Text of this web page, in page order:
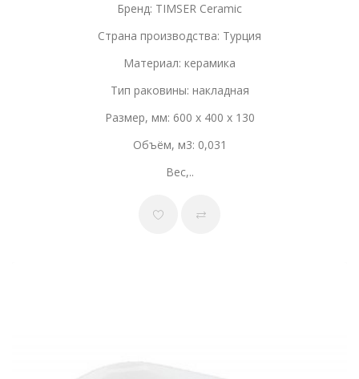
Бренд: TIMSER Ceramic
Страна производства: Турция
Материал: керамика
Тип раковины: накладная
Размер, мм: 600 x 400 x 130
Объём, м3: 0,031
Вес,..